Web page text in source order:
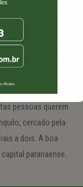
pessoas querem
cercado pela
a dois. A boa
paranaense.